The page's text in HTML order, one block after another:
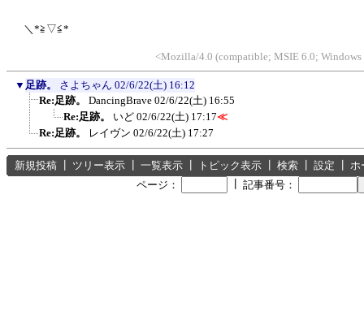
＼*≧▽≦*
<Mozilla/4.0 (compatible; MSIE 6.0;
▼ 足跡。 さよちゃん 02/6/22(土) 16:12
Re:足跡。 DancingBrave 02/6/22(土) 16:55
Re:足跡。 いど 02/6/22(土) 17:17≪
Re:足跡。
レイヴン 02/6/22(土) 17:27
新規投稿 ツリー表示 一覧表示 トピック表示 検索 設定
ホ
ページ：
記事番号：